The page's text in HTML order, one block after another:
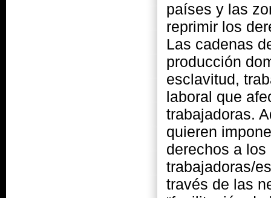
países y las
reprimir los
Las cadenas
producción
esclavitud,
laboral que
trabajadoras.
quieren
derechos a
trabajadoras/
través de las